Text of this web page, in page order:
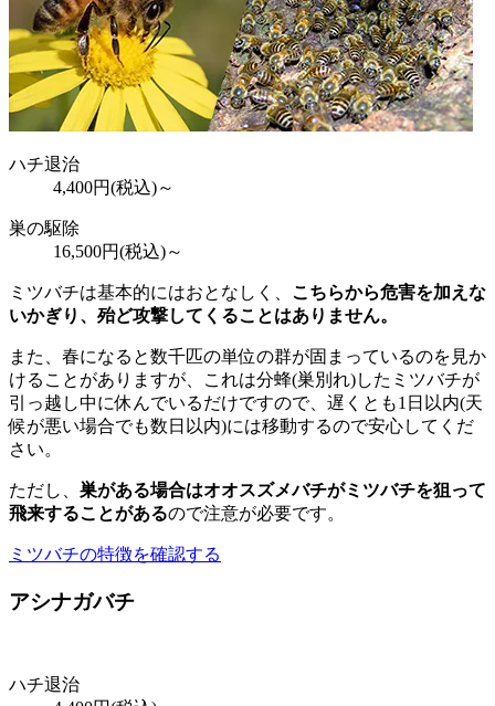
ハチ退治
4,400円(税込)～
巣の駆除
16,500円(税込)～
ミツバチは基本的にはおとなしく、 こちらから危害を加えな
いかぎり、殆ど攻撃してくることはありません。
また、春になると数千匹の単位の群が固まっているのを見か
けることがありますが、これは分蜂(巣別れ)したミツバチが
引っ越し中に休んでいるだけですので、遅くとも1日以内(天
候が悪い場合でも数日以内)には移動するので安心してくだ
さい。
ただし、 巣がある場合はオオスズメバチがミツバチを狙って
飛来することがあるので注意が必要です。
ミツバチの特徴を確認する
アシナガバチ
ハチ退治